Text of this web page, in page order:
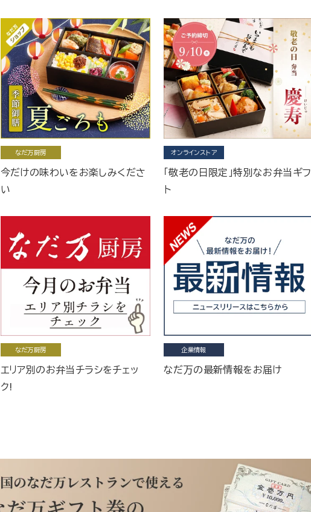
なだ万厨房
今だけの味わいをお楽しみくださ
い
オンラインストア
「敬老の日限定」特別なお弁当ギフ
ト
なだ万厨房
エリア別のお弁当チラシをチェッ
ク!
企業情報
なだ万の最新情報をお届け